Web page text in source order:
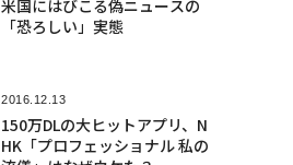
米国にはびこる偽ニュースの
「恐ろしい」実態
2016.12.13
150万DLの大ヒットアプリ、N
HK「プロフェッショナル 私の